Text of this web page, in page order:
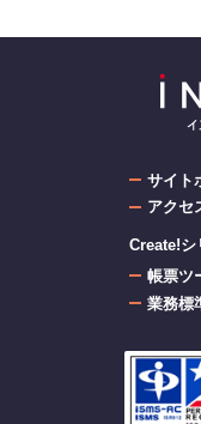
サイト
アクセ
Create!シ
帳票ツ
業務標